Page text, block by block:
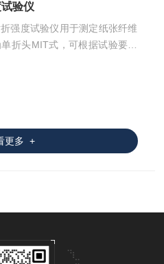
验仪
强度试验仪用于测定纸张纤维
折头MIT式，可根据试验要求
膜以及复合材料的耐折强度测
、通信设备线材制造业以及相
更多 +